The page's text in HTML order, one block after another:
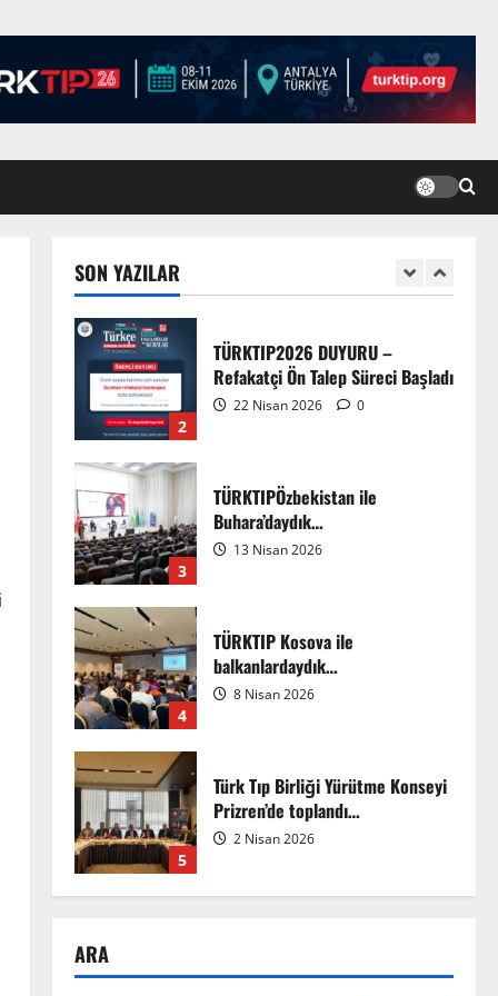
SON YAZILAR
Türk Tıp Birliği Yürütme Konseyi
Prizren’de toplandı…
2 Nisan 2026
1
Anadolu’dan Orta Asya’ya Bilimsel
İş Birliği Zirvesi – Ağrı
2
TÜRKTIP2026 DUYURU –
Refakatçi Ön Talep Süreci Başladı
22 Nisan 2026 0
3
TÜRKTIPÖzbekistan ile
Buhara’daydık…
13 Nisan 2026
4
TÜRKTIP Kosova ile
balkanlardaydık…
8 Nisan 2026
5
Türk Tıp Birliği Yürütme Konseyi
Prizren’de toplandı…
2 Nisan 2026
Buluşturmak: Türk Dünyası
ARA